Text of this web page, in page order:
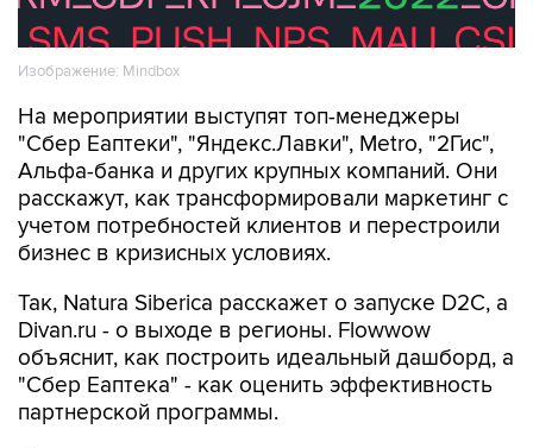
Изображение: Mindbox
На мероприятии выступят топ-менеджеры
"Сбер Еаптеки", "Яндекс.Лавки", Metro, "2Гис",
Альфа-банка и других крупных компаний. Они
расскажут, как трансформировали маркетинг с
учетом потребностей клиентов и перестроили
бизнес в кризисных условиях.
Так, Natura Siberica расскажет о запуске D2C, а
Divan.ru - о выходе в регионы. Flowwow
объяснит, как построить идеальный дашборд, а
"Сбер Еаптека" - как оценить эффективность
партнерской программы.